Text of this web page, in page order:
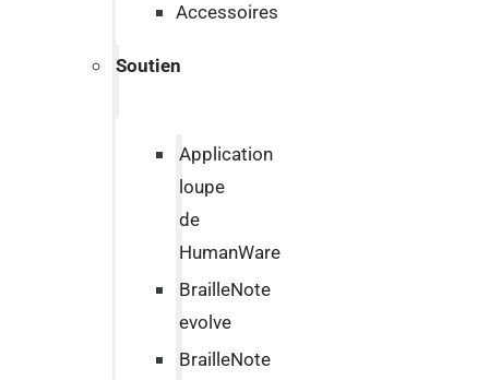
Accessoires
Soutien
Application
loupe
de
HumanWare
BrailleNote
evolve
BrailleNote